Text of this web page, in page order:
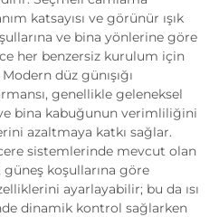
katsayısı ve görünür ışık
ve bina yönlerine göre
her benzersiz kurulum için
düz günışığı
genellikle geleneksel
bina kabuğunun verimliliğini
azaltmaya katkı sağlar.
sistemlerinde mevcut olan
koşullarına göre
ayarlayabilir; bu da ısı
dinamik kontrol sağlarken